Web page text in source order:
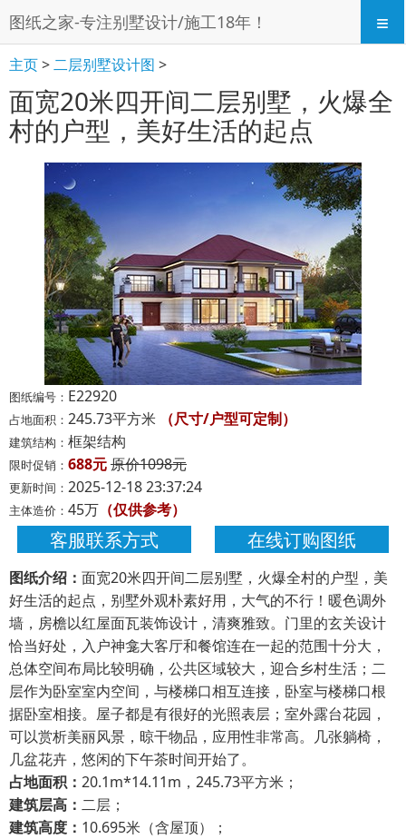
图纸之家-专注别墅设计/施工18年！ ≡
主页>二层别墅设计图 >
面宽20米四开间二层别墅，火爆全
村的户型，美好生活的起点
图纸编号： E22920
占地面积： 245.73平方米 （尺寸/户型可定制）
建筑结构： 框架结构
限时促销： 688元原价1098元
更新时间： 2025-12-18 23:37:24
主体造价： 45万 （仅供参考）
客服联系方式 在线订购图纸
图纸介绍： 面宽20米四开间二层别墅，火爆全村的户型，美
好生活的起点，别墅外观朴素好用，大气的不行！暖色调外
墙，房檐以红屋面瓦装饰设计，清爽雅致。门里的玄关设计
恰当好处，入户神龛大客厅和餐馆连在一起的范围十分大，
总体空间布局比较明确，公共区域较大，迎合乡村生活；二
层作为卧室室内空间，与楼梯口相互连接，卧室与楼梯口根
据卧室相接。屋子都是有很好的光照表层；室外露台花园，
可以赏析美丽风景，晾干物品，应用性非常高。几张躺椅，
几盆花卉，悠闲的下午茶时间开始了。
占地面积： 20.1m*14.11m，245.73平方米；
建筑层高： 二层；
建筑高度： 10.695米（含屋顶）；